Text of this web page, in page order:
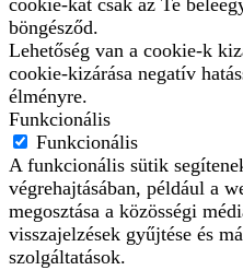
cookie-kat csak az Te
böngésződ.
Lehetőség van a cookie-k
cookie-kizárása negatív
élményre.
Funkcionális
Funkcionális
A funkcionális sütik
végrehajtásában, például a
megosztása a közösségi
visszajelzések gyűjtése és
szolgáltatások.